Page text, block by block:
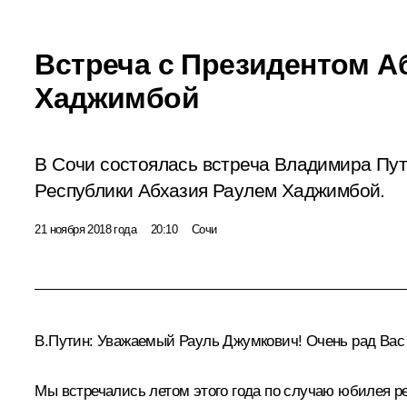
Встреча с Президентом
Хаджимбой
В Сочи состоялась встреча Владимира
Республики Абхазия Раулем Хаджимбой.
21 ноября 2018 года 20:10 Сочи
В.Путин: Уважаемый Рауль Джумкович! Очень рад Вас
Мы встречались летом этого года по случаю юбилея